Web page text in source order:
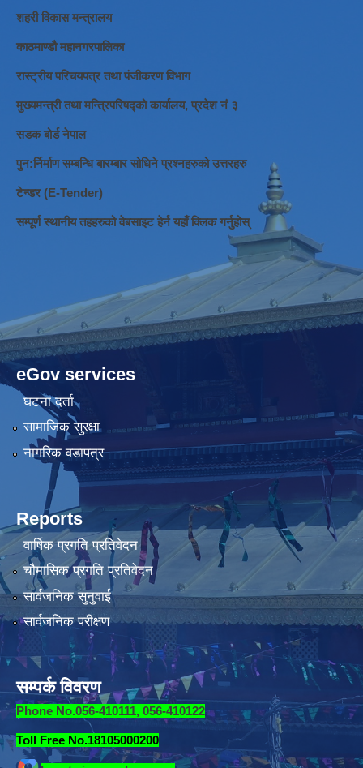
शहरी विकास मन्त्रालय
काठमाण्डौ महानगरपालिका
रास्ट्रीय परिचयपत्र तथा पंजीकरण विभाग
मुख्यमन्त्री तथा मन्त्रिपरिषद्को कार्यालय, प्रदेश नं ३
सडक बोर्ड नेपाल
पुन:र्निर्माण सम्बन्धि बारम्बार सोधिने प्रश्नहरुको उत्तरहरु
टेन्डर (E-Tender)
सम्पूर्ण स्थानीय तहहरुको वेबसाइट हेर्न यहाँ क्लिक गर्नुहोस्
eGov services
घटना दर्ता
सामाजिक सुरक्षा
नागरिक वडापत्र
Reports
वार्षिक प्रगति प्रतिवेदन
चौमासिक प्रगति प्रतिवेदन
सार्वजनिक सुनुवाई
सार्वजनिक परीक्षण
सम्पर्क विवरण
Phone No.056-410111, 056-410122
Toll Free No.18105000200